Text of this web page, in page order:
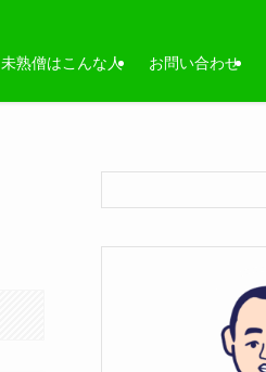
未熟僧はこんな人 お問い合わせ